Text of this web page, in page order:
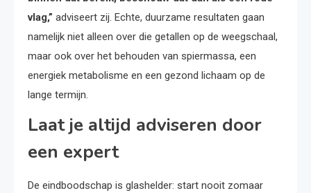
vlag,” adviseert zij. Echte, duurzame resultaten gaan
namelijk niet alleen over die getallen op de weegschaal,
maar ook over het behouden van spiermassa, een
energiek metabolisme en een gezond lichaam op de
lange termijn.
Laat je altijd adviseren door
een expert
De eindboodschap is glashelder: start nooit zomaar